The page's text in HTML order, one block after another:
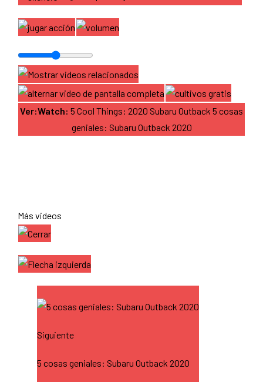
Ver:Watch: 5 Cool Things: 2020 Subaru Outback 5 cosas
geniales: Subaru Outback 2020
Más videos
Siguiente
5 cosas geniales: Subaru Outback 2020